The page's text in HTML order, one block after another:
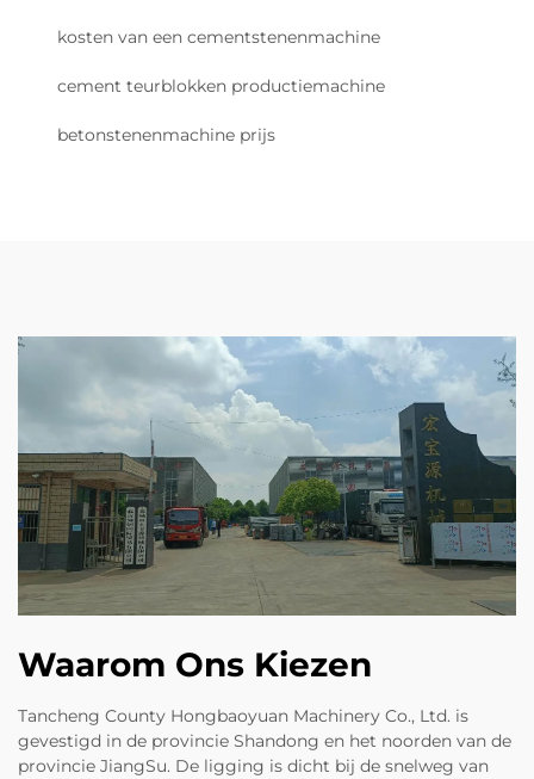
kosten van een cementstenenmachine
cement teurblokken productiemachine
betonstenenmachine prijs
Waarom Ons Kiezen
Tancheng County Hongbaoyuan Machinery Co., Ltd. is
gevestigd in de provincie Shandong en het noorden van de
provincie JiangSu. De ligging is dicht bij de snelweg van